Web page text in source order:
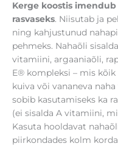
Kerge koostis
rasvaseks. Niisutab ja
ning kahjustunud
pehmeks. Nahaõli
vitamiini, argaaniaõli,
E® kompleksi – mis
kuiva või vananeva
sobib kasutamiseks ka
(ei sisalda A vitamiini,
Kasuta hooldavat
piirkondades kolm korda